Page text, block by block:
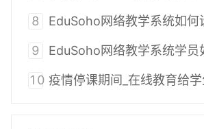
8 EduSoho网络教学系统如何设
9 EduSoho网络教学系统学员如何
10 疫情停课期间_在线教育给学生们带